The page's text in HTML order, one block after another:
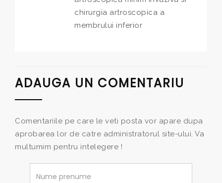
chirurgia artroscopica a
membrului inferior
ADAUGA UN COMENTARIU
Comentariile pe care le veti posta vor apare dupa
aprobarea lor de catre administratorul site-ului. Va
multumim pentru intelegere !